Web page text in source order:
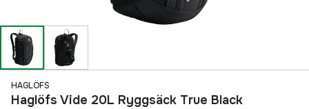
HAGLÖFS
Haglöfs Vide 20L Ryggsäck True Black